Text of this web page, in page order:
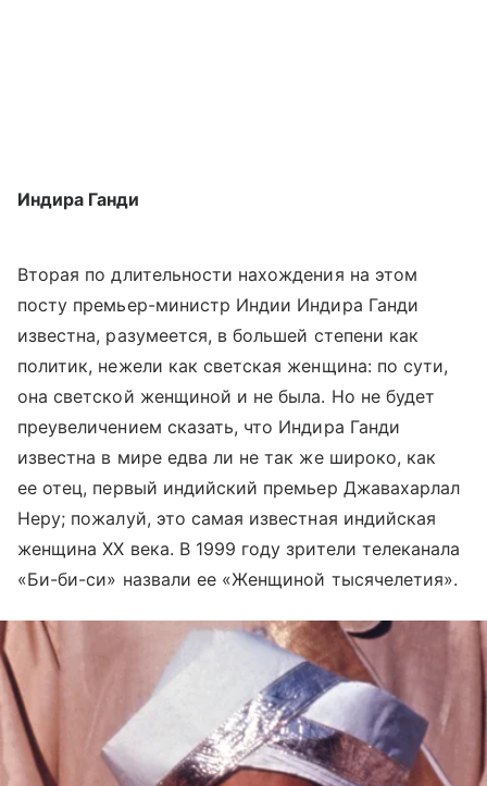
Индира Ганди
Вторая по длительности нахождения на этом
посту премьер-министр Индии Индира Ганди
известна, разумеется, в большей степени как
политик, нежели как светская женщина: по сути,
она светской женщиной и не была. Но не будет
преувеличением сказать, что Индира Ганди
известна в мире едва ли не так же широко, как
ее отец, первый индийский премьер Джавахарлал
Неру; пожалуй, это самая известная индийская
женщина XX века. В 1999 году зрители телеканала
«Би-би-си» назвали ее «Женщиной тысячелетия».